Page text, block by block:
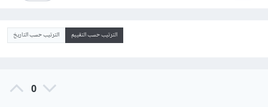
الترتيب حسب التقييم الترتيب حسب التاريخ
0